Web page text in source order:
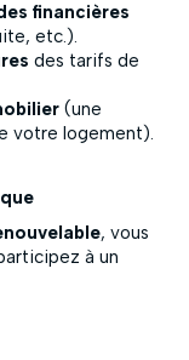
financières
etc.).
des tarifs de
(une
votre logement).
, vous
à un